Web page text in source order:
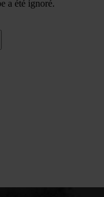
a été ignoré.